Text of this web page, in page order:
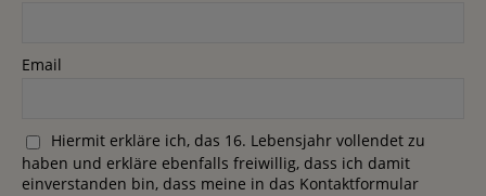
Email
Hiermit erkläre ich, das 16. Lebensjahr vollendet zu
haben und erkläre ebenfalls freiwillig, dass ich damit
einverstanden bin, dass meine in das Kontaktformular